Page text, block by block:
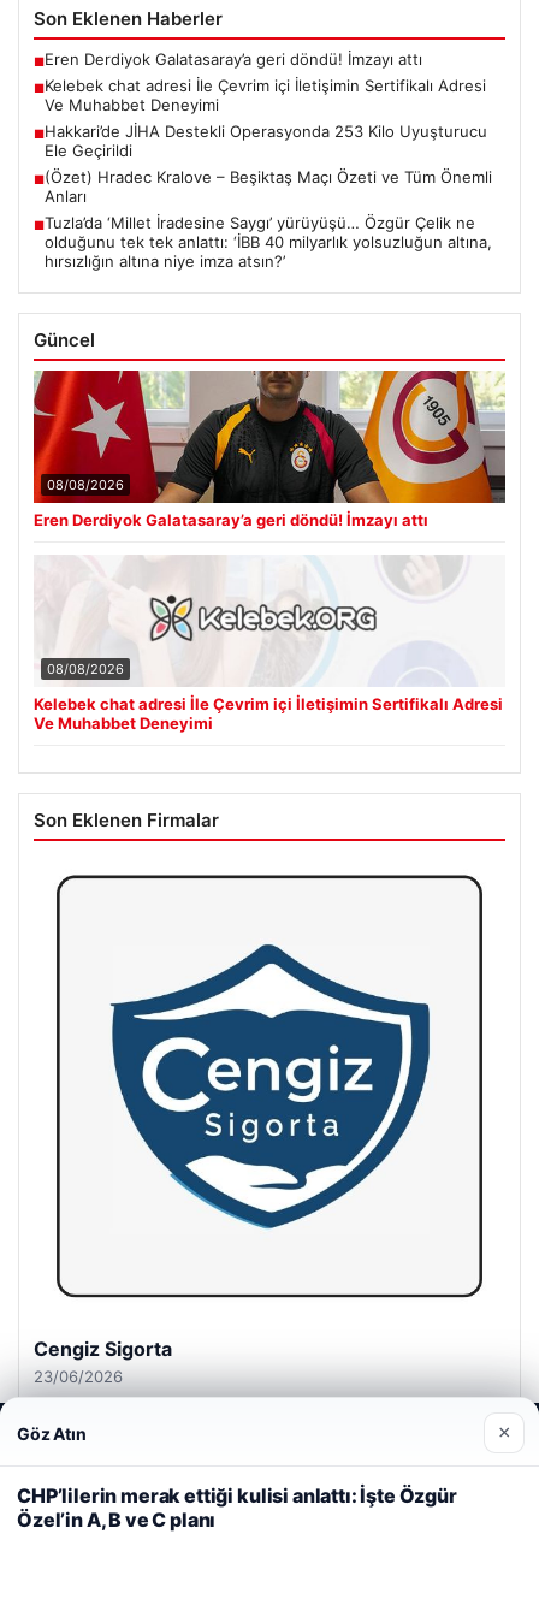
Son Eklenen Haberler
■Eren Derdiyok Galatasaray’a geri döndü! İmzayı attı
■Kelebek chat adresi İle Çevrim içi İletişimin Sertifikalı Adresi
Ve Muhabbet Deneyimi
■Hakkari’de JİHA Destekli Operasyonda 253 Kilo Uyuşturucu
Ele Geçirildi
■(Özet) Hradec Kralove – Beşiktaş Maçı Özeti ve Tüm Önemli
Anları
■Tuzla’da ‘Millet İradesine Saygı’ yürüyüşü… Özgür Çelik ne
olduğunu tek tek anlattı: ‘İBB 40 milyarlık yolsuzluğun altına,
hırsızlığın altına niye imza atsın?’
Güncel
08/08/2026
Eren Derdiyok Galatasaray’a geri döndü! İmzayı attı
08/08/2026
Kelebek chat adresi İle Çevrim içi İletişimin Sertifikalı Adresi
Ve Muhabbet Deneyimi
Son Eklenen Firmalar
Cengiz Sigorta
23/06/2026
Web sitemizi nasıl kullandığınızı daha iyi anlayabilmek,
deneyiminizi kişiselleştirmek ve geliştirmek amacıyla çerezler
kullanıyoruz.
Çerez Politikamız
Reddet Kabul Et
Göz Atın ×
CHP’lilerin merak ettiği kulisi anlattı: İşte Özgür
Özel’in A, B ve C planı